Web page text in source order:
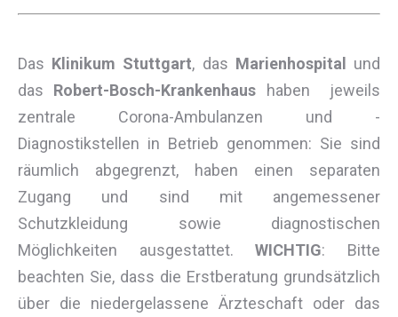
Das Klinikum Stuttgart, das Marienhospital
und
das Robert-Bosch-Krankenhaus haben jeweils
zentrale Corona-Ambulanzen und -
Diagnostikstellen in Betrieb genommen: Sie sind
räumlich abgegrenzt, haben einen separaten
Zugang und sind mit angemessener
Schutzkleidung sowie diagnostischen
Möglichkeiten ausgestattet.WICHTIG: Bitte
beachten Sie, dass die Erstberatung grundsätzlich
über die niedergelassene Ärzteschaft oder das